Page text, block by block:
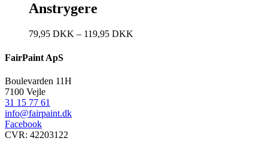
Anstrygere
79,95 DKK – 119,95 DKK
FairPaint ApS
Boulevarden 11H
7100 Vejle
31 15 77 61
info@fairpaint.dk
Facebook
CVR: 42203122